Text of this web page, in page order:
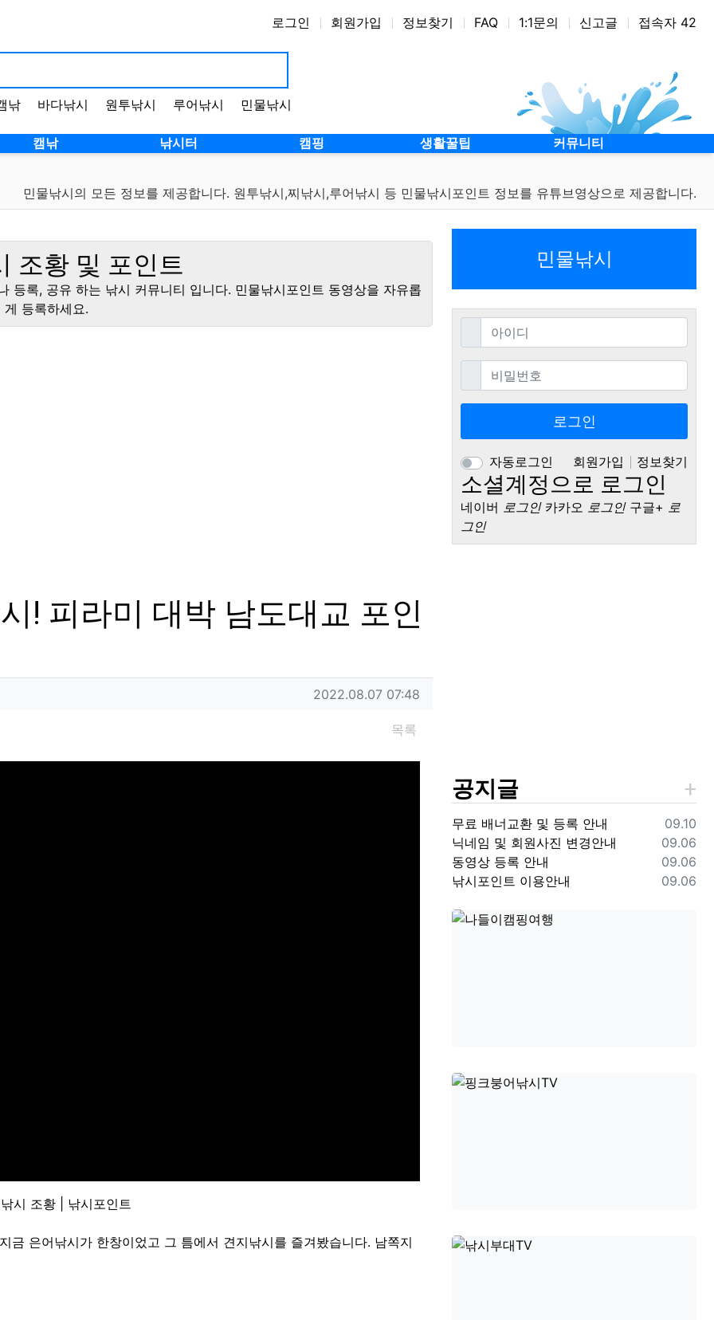
로그인 회원가입 정보찾기 FAQ 1:1문의 신고글 접속자 42
낚 바다낚시 원투낚시 루어낚시 민물낚시
캠낚 낚시터 캠핑 생활꿀팁 커뮤니티
민물낚시의 모든 정보를 제공합니다. 원투낚시,찌낚시,루어낚시 등 민물낚시포인트 정보를 유튜브영상으로 제공합니다.
조황 및 포인트
등록, 공유 하는 낚시 커뮤니티 입니다. 민물낚시포인트 동영상을 자유롭
게 등록하세요.
! 피라미 대박 남도대교 포인
작성일
2022.08.07 07:48
목록
시 조황 | 낚시포인트
금 은어낚시가 한창이었고 그 틈에서 견지낚시를 즐겨봤습니다. 남쪽지
민물낚시
아이디필수
비밀번호필수
로그인
자동로그인 회원가입 정보찾기
소셜계정으로 로그인
네이버 로그인 카카오 로그인 구글+ 로
그인
공지글
등록일
09.10
무료 배너교환 및 등록 안내
등록일
09.06
닉네임 및 회원사진 변경안내
등록일
09.06
동영상 등록 안내
등록일
09.06
낚시포인트 이용안내